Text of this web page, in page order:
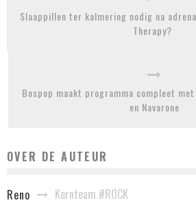
Slaappillen ter kalmering nodig na
Therapy?
Bospop maakt programma compleet
en Navarone
OVER DE AUTEUR
Reno Kernteam #ROCK